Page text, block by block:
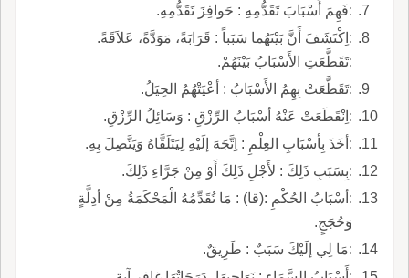
:فَهِمَ أَسْبَابَ تَقَدُّمِهِ : حَوافِزَ تَقَدُّمِهِ.
:اِكْتَشَفَ أَنَّ بَيْنَهُما سَبَباً : قَرَابَةً، مَوَدَّةً، عَلاَقَةً.
:تَقَطَّعَتِ الأَسْبَابُ بَيْنَهُمْ.
:تَقَطَّعَتْ بِهِمُ الأَسْبَابُ : أعْيَتْهُمُ الحِيَلُ.
:اِنْقَطَعَتْ عَنْهُ أسْبَابُ الرِّزْقِ : وَسَائِلُ الرِّزْقِ.
:أخَذَ بِأسْبَابِ العِلْمِ : اِتَّجَهَ إلَيْهِ لِيَتَلَقَّاهُ وَيَتَّصِلَ بِهِ.
:بِسَبَبِ ذَلِكَ : لأَجْلِ ذَلِكَ أَوْ مِنْ جَرَّاءِ ذَلِكَ.
:أسْبَابُ الحُكْمِ :(قا) : مَا تُقَدِّمُهُ الْمَحْكَمَةُ مِنْ أدِلَّةٍ
وَحُجَجٍ.
:مَا لِي إلَيْكَ سَبَبٌ : طَرِيقٌ.